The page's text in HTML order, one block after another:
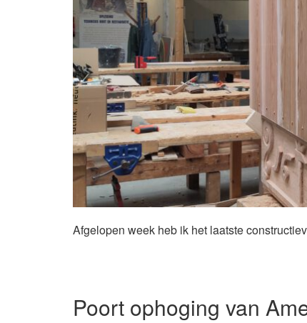
Afgelopen week heb ik het laatste
Poort ophoging van